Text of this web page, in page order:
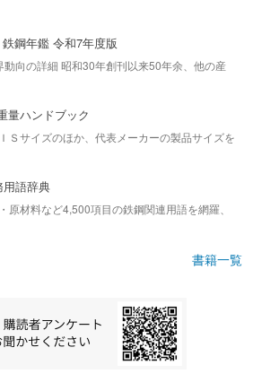
鉄鋼年鑑 令和7年度版
動向の詳細 昭和30年創刊以来50年余、他の産
量ハンドブック
Ｓサイズのほか、代表メーカーの製品サイズを
用語辞典
原材料など4,500項目の鉄鋼関連用語を網羅、
書籍一覧